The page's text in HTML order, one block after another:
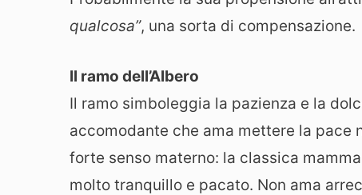
qualcosa”, una sorta di compensazione.
Il ramo dell’Albero
Il ramo simboleggia la pazienza e la
accomodante che ama mettere la pace
forte senso materno: la classica
molto tranquillo e pacato. Non ama